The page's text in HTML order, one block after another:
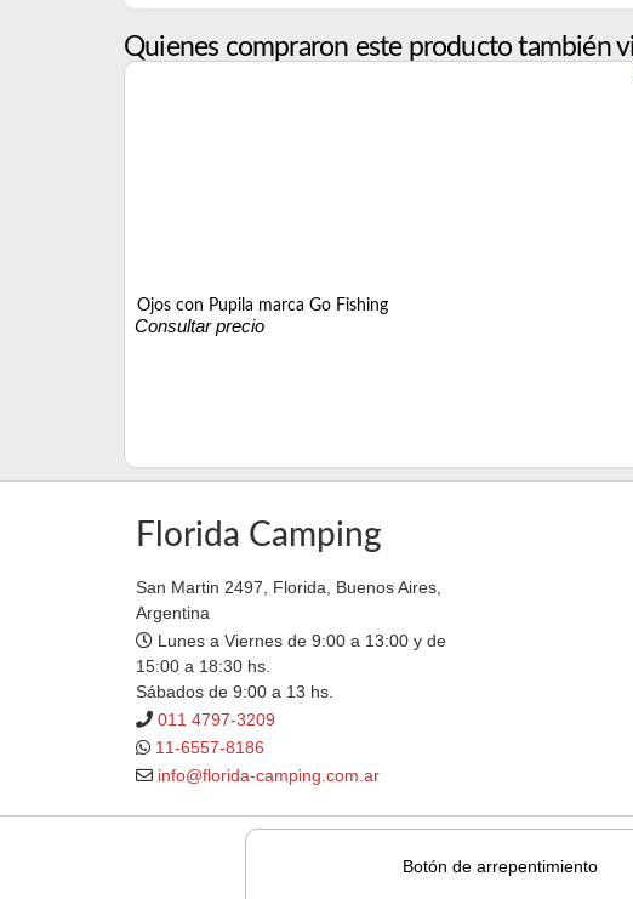
Quienes compraron este producto también
Ojos con Pupila marca Go Fishing
Consultar precio
Florida Camping
San Martin 2497, Florida, Buenos Aires,
Argentina
Lunes a Viernes de 9:00 a 13:00 y de
15:00 a 18:30 hs.
Sábados de 9:00 a 13 hs.
011 4797-3209
11-6557-8186
info@florida-camping.com.ar
Botón de arrepentimiento